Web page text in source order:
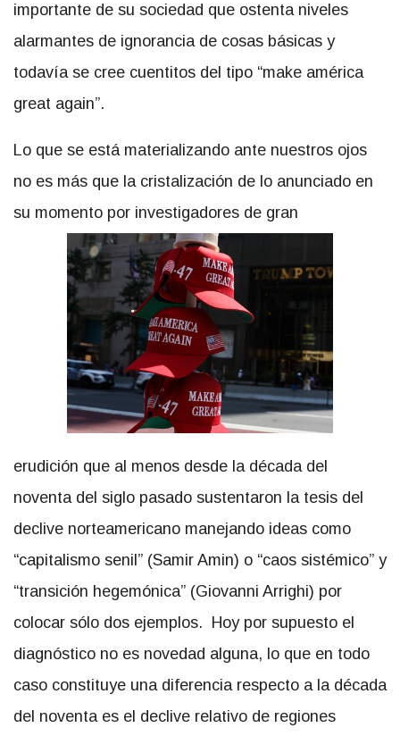
importante de su sociedad que ostenta niveles
alarmantes de ignorancia de cosas básicas y
todavía se cree cuentitos del tipo “make américa
great again”.
Lo que se está materializando ante nuestros ojos
no es más que la cristalización de lo anunciado en
su momento por investigadores de gran
erudición que al menos desde la década del
noventa del siglo pasado sustentaron la tesis del
declive norteamericano manejando ideas como
“capitalismo senil” (Samir Amin) o “caos sistémico” y
“transición hegemónica” (Giovanni Arrighi) por
colocar sólo dos ejemplos. Hoy por supuesto el
diagnóstico no es novedad alguna, lo que en todo
caso constituye una diferencia respecto a la década
del noventa es el declive relativo de regiones